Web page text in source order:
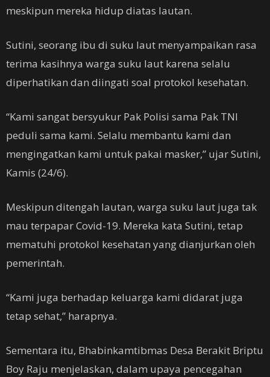
meskipun mereka hidup diatas lautan.
Sutini, seorang ibu di suku laut menyampaikan rasa
terima kasihnya warga suku laut karena selalu
diperhatikan dan diingati soal protokol kesehatan.
“Kami sangat bersyukur Pak Polisi sama Pak TNI
peduli sama kami. Selalu membantu kami dan
mengingatkan kami untuk pakai masker,” ujar Sutini,
Kamis (24/6).
Meskipun ditengah lautan, warga suku laut juga tak
mau terpapar Covid-19. Mereka kata Sutini, tetap
mematuhi protokol kesehatan yang dianjurkan oleh
pemerintah.
“Kami juga berhadap keluarga kami didarat juga
tetap sehat,” harapnya.
Sementara itu, Bhabinkamtibmas Desa Berakit Briptu
Boy Raju menjelaskan, dalam upaya pencegahan